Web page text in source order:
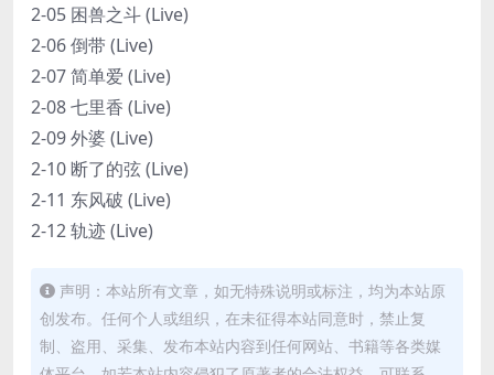
2-05 困兽之斗 (Live)
2-06 倒带 (Live)
2-07 简单爱 (Live)
2-08 七里香 (Live)
2-09 外婆 (Live)
2-10 断了的弦 (Live)
2-11 东风破 (Live)
2-12 轨迹 (Live)
声明：本站所有文章，如无特殊说明或标注，均为本站原
创发布。任何个人或组织，在未征得本站同意时，禁止复
制、盗用、采集、发布本站内容到任何网站、书籍等各类媒